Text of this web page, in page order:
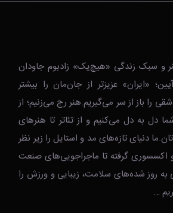
و سبک زندگی‌ «هیچ‌یک» زادبوم جاودان
«ایران» عزیزتر از جان‌مان را بیشتر
را باز از سر می‌گیریم.هنر رج می‌زنیم؛ از
دل به دل می‌کنیم و از تئاتر تا هنرهای
دنیای تازه‌های مد و استایل را زیر نظر
و اکسسوری گرفته تا ماجراجویی‌های صنعت
روز شده‌های سلامت، زیبایی و ورزش را
…